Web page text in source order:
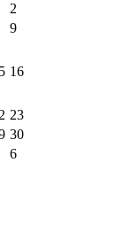
2
9
16
23
30
6